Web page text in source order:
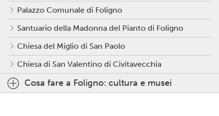
Palazzo Comunale di Foligno
Santuario della Madonna del Pianto di Foligno
Chiesa del Miglio di San Paolo
Chiesa di San Valentino di Civitavecchia
Cosa fare a Foligno: cultura e musei